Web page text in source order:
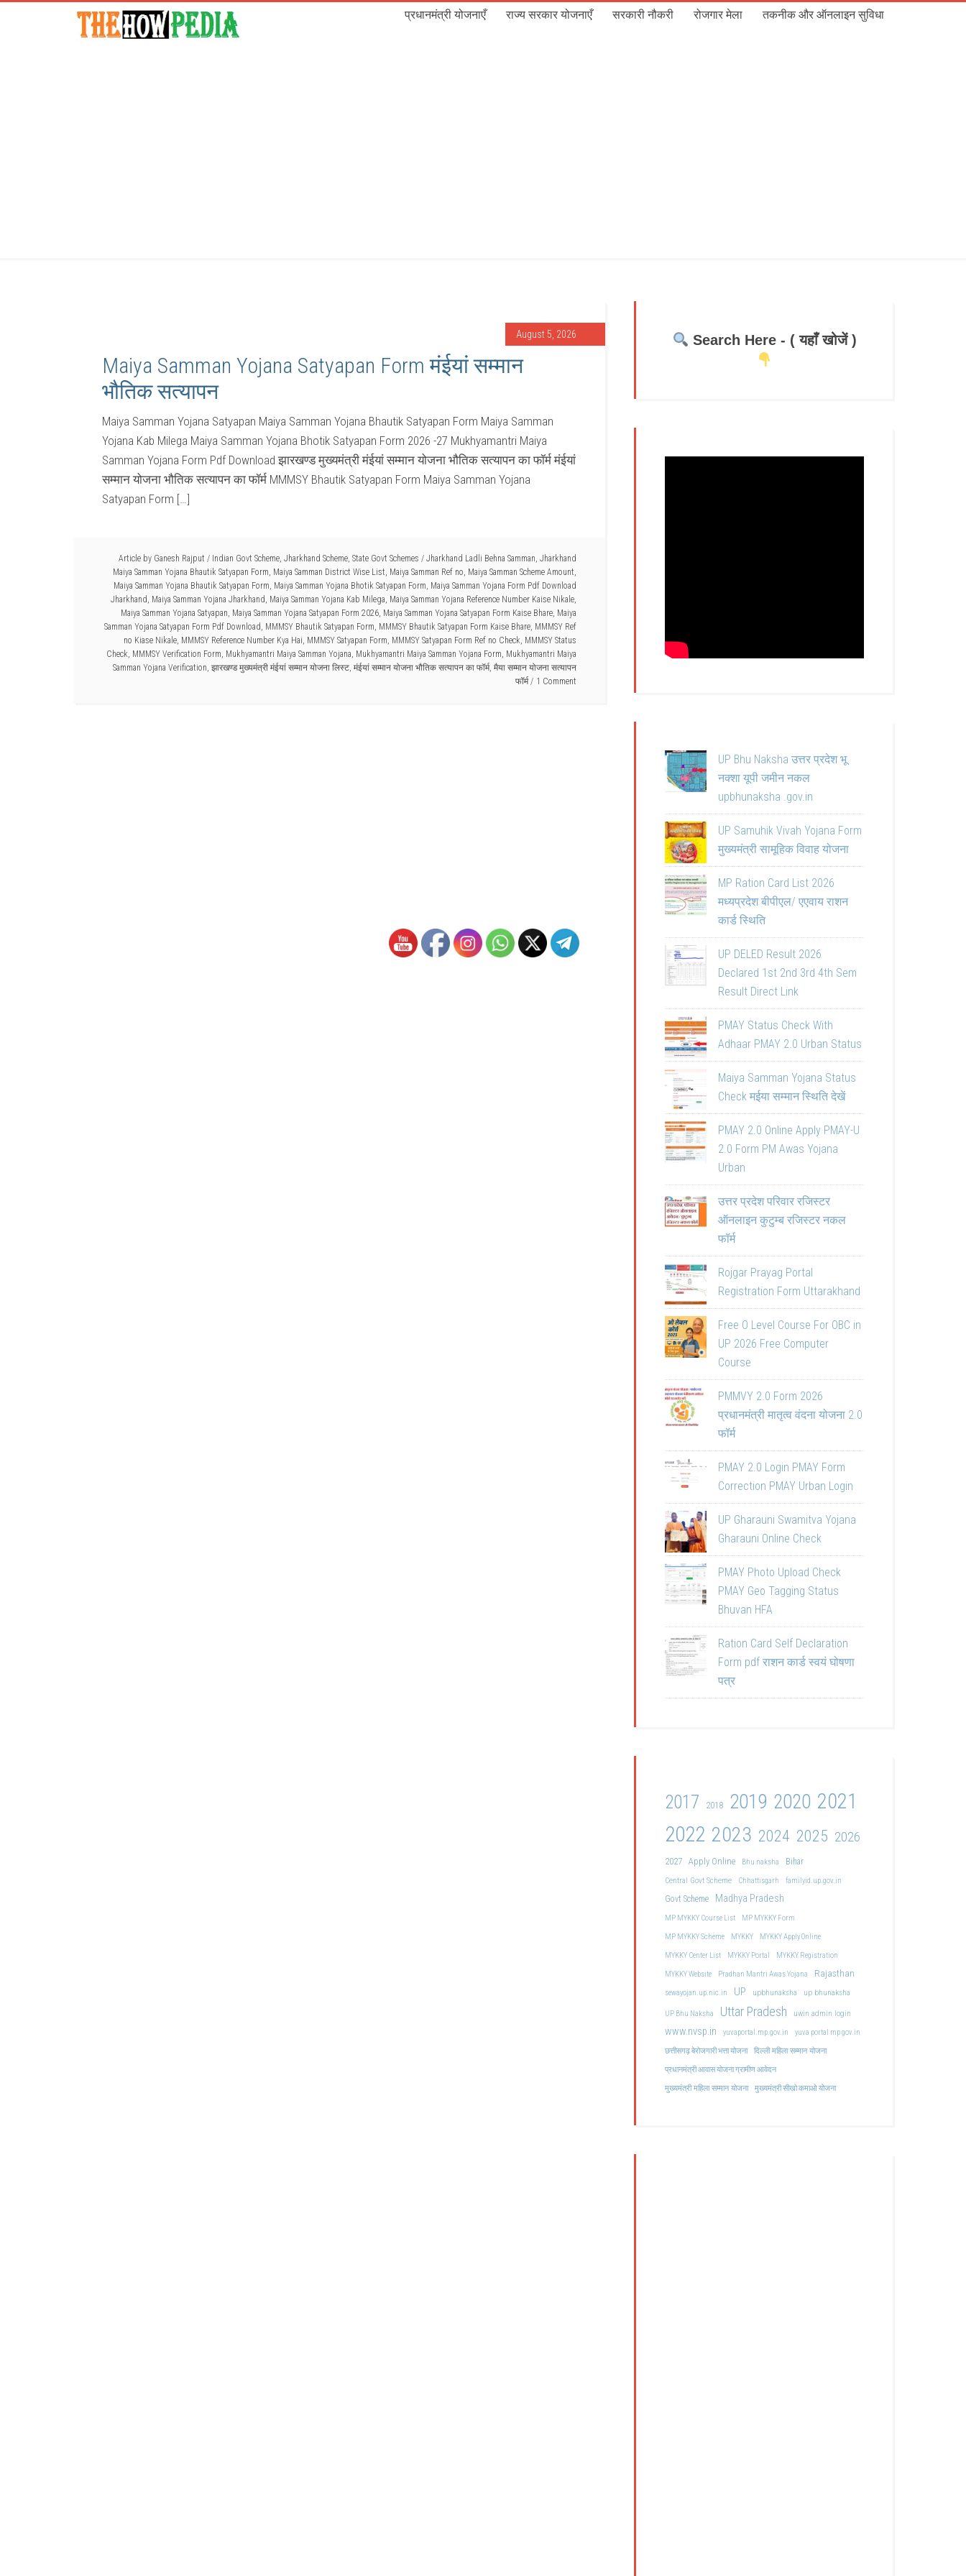
प्रधानमंत्री योजनाएँ राज्य सरकार योजनाएँ सरकारी नौकरी रोजगार मेला तकनीक और ऑनलाइन सुविधा
August 5, 2026
Maiya Samman Yojana Satyapan Form मंईयां सम्मान
भौतिक सत्यापन
Maiya Samman Yojana Satyapan Maiya Samman Yojana Bhautik Satyapan Form Maiya Samman
Yojana Kab Milega Maiya Samman Yojana Bhotik Satyapan Form 2026 -27 Mukhyamantri Maiya
Samman Yojana Form Pdf Download झारखण्ड मुख्यमंत्री मंईयां सम्मान योजना भौतिक सत्यापन का फॉर्म मंईयां
सम्मान योजना भौतिक सत्यापन का फॉर्म MMMSY Bhautik Satyapan Form Maiya Samman Yojana
Satyapan Form […]
Article by Ganesh Rajput / Indian Govt Scheme, Jharkhand Scheme, State Govt Schemes / Jharkhand Ladli Behna Samman, Jharkhand
Maiya Samman Yojana Bhautik Satyapan Form, Maiya Samman District Wise List, Maiya Samman Ref no, Maiya Samman Scheme Amount,
Maiya Samman Yojana Bhautik Satyapan Form, Maiya Samman Yojana Bhotik Satyapan Form, Maiya Samman Yojana Form Pdf Download
Jharkhand, Maiya Samman Yojana Jharkhand, Maiya Samman Yojana Kab Milega, Maiya Samman Yojana Reference Number Kaise Nikale,
Maiya Samman Yojana Satyapan, Maiya Samman Yojana Satyapan Form 2026, Maiya Samman Yojana Satyapan Form Kaise Bhare, Maiya
Samman Yojana Satyapan Form Pdf Download, MMMSY Bhautik Satyapan Form, MMMSY Bhautik Satyapan Form Kaise Bhare, MMMSY Ref
no Kiase Nikale, MMMSY Reference Number Kya Hai, MMMSY Satyapan Form, MMMSY Satyapan Form Ref no Check, MMMSY Status
Check, MMMSY Verification Form, Mukhyamantri Maiya Samman Yojana, Mukhyamantri Maiya Samman Yojana Form, Mukhyamantri Maiya
Samman Yojana Verification, झारखण्ड मुख्यमंत्री मंईयां सम्मान योजना लिस्ट, मंईयां सम्मान योजना भौतिक सत्यापन का फॉर्म, मैया सम्मान योजना सत्यापन
फॉर्म
1 Comment
Search Here - ( यहाँ खोजें )
UP Bhu Naksha उत्तर प्रदेश भू
नक्शा यूपी जमीन नकल
upbhunaksha .gov.in
UP Samuhik Vivah Yojana Form
मुख्यमंत्री सामूहिक विवाह योजना
MP Ration Card List 2026
मध्यप्रदेश बीपीएल/ एएवाय राशन
कार्ड स्थिति
UP DELED Result 2026
Declared 1st 2nd 3rd 4th Sem
Result Direct Link
PMAY Status Check With
Adhaar PMAY 2.0 Urban Status
Maiya Samman Yojana Status
Check मईया सम्मान स्थिति देखें
PMAY 2.0 Online Apply PMAY-U
2.0 Form PM Awas Yojana
Urban
उत्तर प्रदेश परिवार रजिस्टर
ऑनलाइन कुटुम्ब रजिस्टर नकल
फॉर्म
Rojgar Prayag Portal
Registration Form Uttarakhand
Free O Level Course For OBC in
UP 2026 Free Computer
Course
PMMVY 2.0 Form 2026
प्रधानमंत्री मातृत्व वंदना योजना 2.0
फॉर्म
PMAY 2.0 Login PMAY Form
Correction PMAY Urban Login
UP Gharauni Swamitva Yojana
Gharauni Online Check
PMAY Photo Upload Check
PMAY Geo Tagging Status
Bhuvan HFA
Ration Card Self Declaration
Form pdf राशन कार्ड स्वयं घोषणा
पत्र
2017 2018 2019 2020 2021
2022 2023 2024 2025 2026
2027 Apply Online Bhu naksha
Bihar
Central Govt Scheme
Chhattisgarh familyid.up.gov.in
Govt Scheme Madhya Pradesh
MP MYKKY Course List
MP MYKKY Form
MP MYKKY Scheme
MYKKY
MYKKY Apply Online
MYKKY Center List
MYKKY Portal
MYKKY Registration
MYKKY Website
Pradhan Mantri Awas Yojana Rajasthan
sewayojan.up.nic.in UP upbhunaksha up bhunaksha
UP Bhu Naksha Uttar Pradesh uwin admin login
www.nvsp.in yuvaportal.mp.gov.in
yuva portal mp gov.in
छत्तीसगढ़ बेरोजगारी भत्ता योजना
दिल्ली महिला सम्मान योजना
प्रधानमंत्री आवास योजना ग्रामीण आवेदन
मुख्यमंत्री महिला सम्मान योजना मुख्यमंत्री सीखो कमाओ योजना